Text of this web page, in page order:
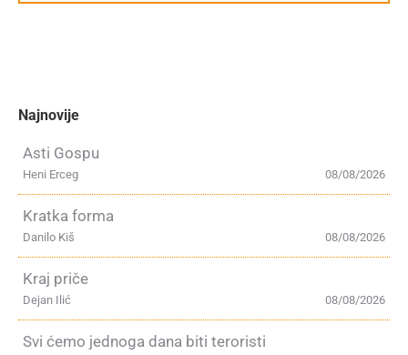
Najnovije
Asti Gospu
08/08/2026
Heni Erceg
Kratka forma
08/08/2026
Danilo Kiš
Kraj priče
08/08/2026
Dejan Ilić
Svi ćemo jednoga dana biti teroristi